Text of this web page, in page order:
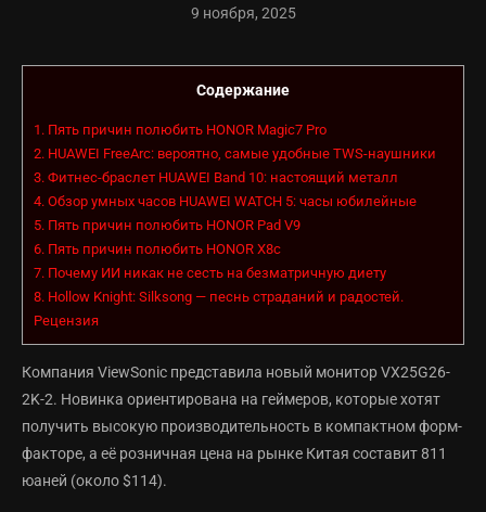
9 ноября, 2025
Содержание
1. Пять причин полюбить HONOR Magic7 Pro
2. HUAWEI FreeArc: вероятно, самые удобные TWS-наушники
3. Фитнес-браслет HUAWEI Band 10: настоящий металл
4. Обзор умных часов HUAWEI WATCH 5: часы юбилейные
5. Пять причин полюбить HONOR Pad V9
6. Пять причин полюбить HONOR X8c
7. Почему ИИ никак не сесть на безматричную диету
8. Hollow Knight: Silksong — песнь страданий и радостей.
Рецензия
Компания ViewSonic представила новый монитор VX25G26-
2K-2. Новинка ориентирована на геймеров, которые хотят
получить высокую производительность в компактном форм-
факторе, а её розничная цена на рынке Китая составит 811
юаней (около $114).